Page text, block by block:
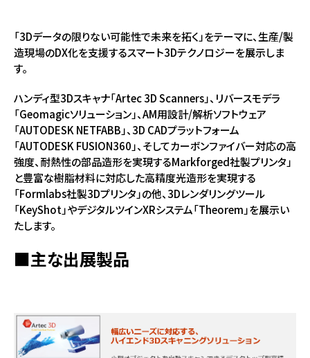
「3Dデータの限りない可能性で未来を拓く」をテーマに、生産/製
造現場のDX化を支援するスマート3Dテクノロジーを展示しま
す。
ハンディ型3Dスキャナ「Artec 3D Scanners」、リバースモデラ
「Geomagicソリューション」、AM用設計/解析ソフトウェア
「AUTODESK NETFABB」、3D CADプラットフォーム
「AUTODESK FUSION360」、そしてカーボンファイバー対応の高
強度、耐熱性の部品造形を実現するMarkforged社製プリンタ」
と豊富な樹脂材料に対応した高精度光造形を実現する
「Formlabs社製3Dプリンタ」の他、3Dレンダリングツール
「KeyShot」やデジタルツインXRシステム「Theorem」を展示い
たします。
■主な出展製品